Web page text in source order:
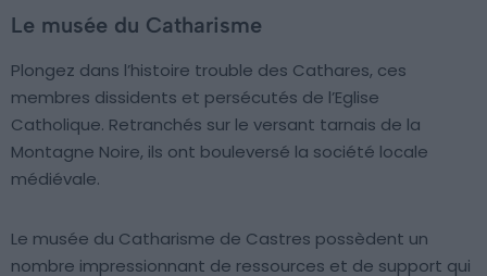
Le musée du Catharisme
Plongez dans l’histoire trouble des Cathares, ces
membres dissidents et persécutés de l’Eglise
Catholique. Retranchés sur le versant tarnais de la
Montagne Noire, ils ont bouleversé la société locale
médiévale.
Le musée du Catharisme de Castres possèdent un
nombre impressionnant de ressources et de support qui